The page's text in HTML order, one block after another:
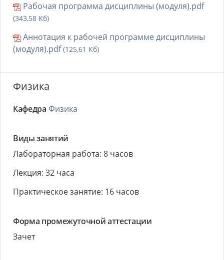
Рабочая программа дисциплины (модуля).pdf
(343,58 Кб)
Аннотация к рабочей программе дисциплины
(модуля).pdf(125,61 Кб)
Физика
Кафедра Физика
Виды занятий
Лабораторная работа: 8 часов
Лекция: 32 часа
Практическое занятие: 16 часов
Форма промежуточной аттестации
Зачет